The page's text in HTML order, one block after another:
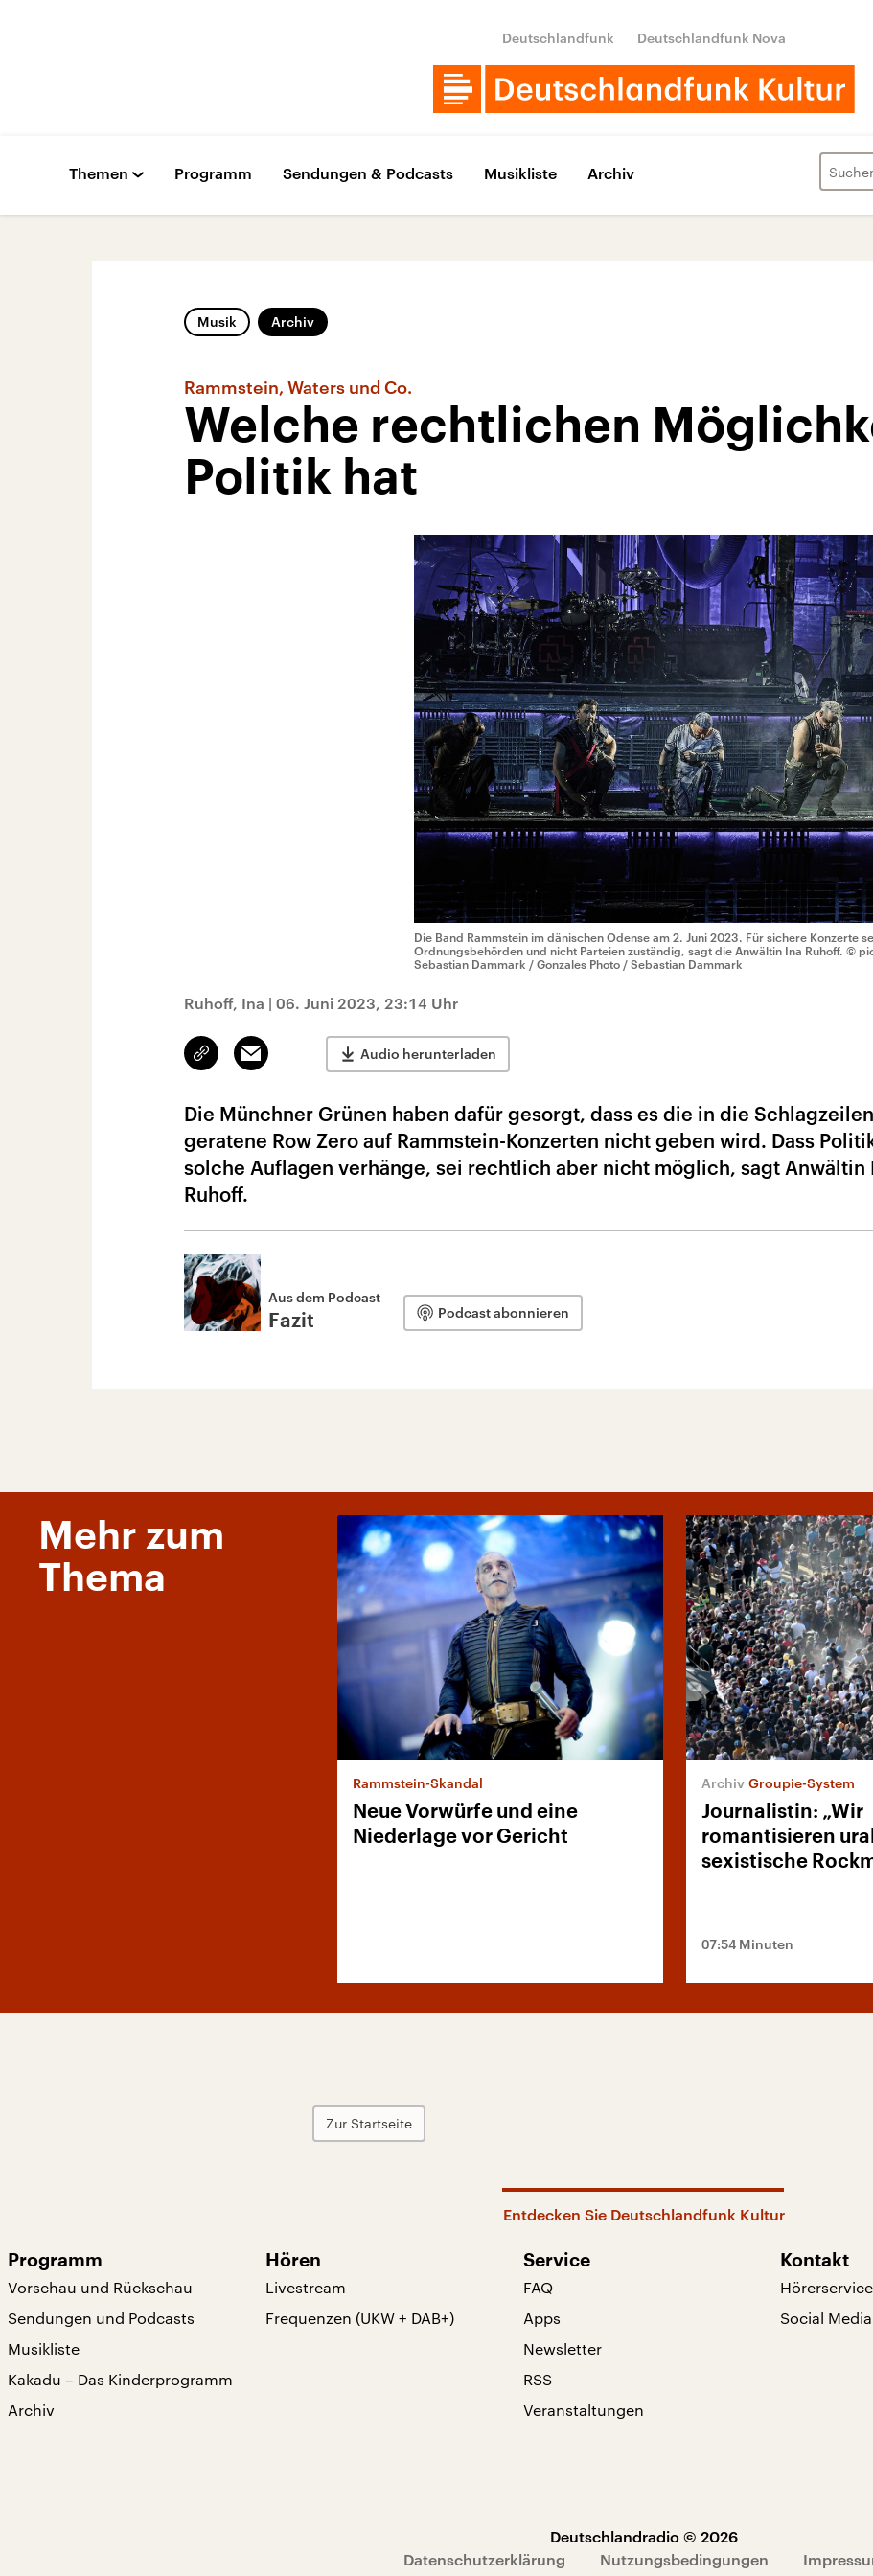
Deutschlandfunk Deutschlandfunk Nova
Themen Programm Sendungen & Podcasts Musikliste Archiv
Musik Archiv
Rammstein, Waters und Co.
Welche rechtlichen
Politik hat
Die Band Rammstein im dänischen Odense am 2. Juni 2023. Für sichere Konzerte
Ordnungsbehörden und nicht Parteien zuständig, sagt die Anwältin Ina Ruhoff. ©
Sebastian Dammark / Gonzales Photo / Sebastian Dammark
Ruhoff, Ina | 06. Juni 2023, 23:14 Uhr
Link
kopieren/teilen
Email Audio herunterladen
Die Münchner Grünen haben dafür gesorgt, dass es die in die Schlagzeilen
geratene Row Zero auf Rammstein-Konzerten nicht geben wird. Dass
solche Auflagen verhänge, sei rechtlich aber nicht möglich, sagt Anwältin
Ruhoff.
Aus dem Podcast
Fazit Podcast abonnieren
Mehr zum
Thema
Rammstein-Skandal
Neue Vorwürfe und eine
Niederlage vor Gericht
Groupie-System
Journalistin: „Wir
romantisieren
sexistische
07:54 Minuten
Zur Startseite
Entdecken Sie Deutschlandfunk Kultur
Programm
Vorschau und Rückschau
Sendungen und Podcasts
Musikliste
Kakadu – Das Kinderprogramm
Archiv
Hören
Livestream
Frequenzen (UKW + DAB+)
Service
FAQ
Apps
Newsletter
RSS
Veranstaltungen
Kontakt
Hörerservice
Social Media
Deutschlandradio © 2026
Datenschutzerklärung
Nutzungsbedingungen